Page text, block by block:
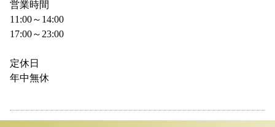
営業時間
11:00～14:00
17:00～23:00
定休日
年中無休